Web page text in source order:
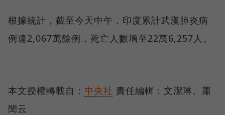
根據統計，截至今天中午，印度累計武漢肺炎病
例達2,067萬餘例，死亡人數增至22萬6,257人。
本文授權轉載自： 中央社 責任編輯：文潔琳、蕭
閔云